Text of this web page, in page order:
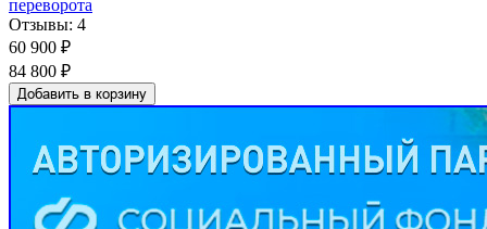
переворота
Отзывы: 4
60 900 ₽
84 800 ₽
Добавить в корзину